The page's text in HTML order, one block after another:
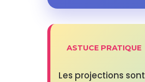
ASTUCE PRATIQUE
Les projections sont